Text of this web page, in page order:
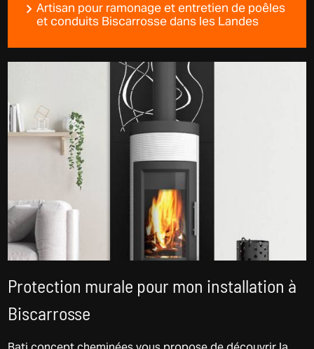
Artisan pour ramonage et entretien de poêles
et conduits Biscarrosse dans les Landes
Protection murale pour mon installation à
Biscarrosse